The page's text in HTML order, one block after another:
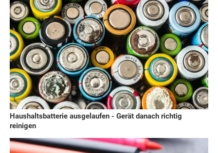
Haushaltsbatterie ausgelaufen - Gerät danach richtig
reinigen